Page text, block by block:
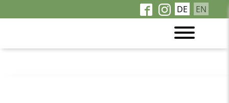
DE EN
Sterne & Wolken